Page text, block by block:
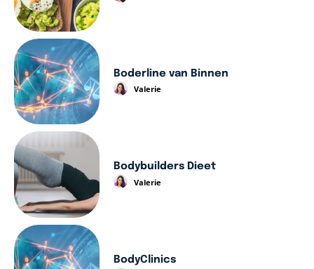
Boderline van Binnen
Valerie
Bodybuilders Dieet
Valerie
BodyClinics